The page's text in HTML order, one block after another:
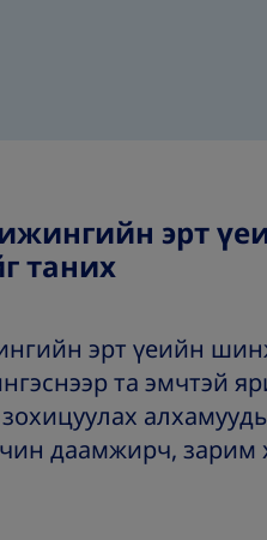
эрт
таних
эрт үеийн
та эмчтэй
даамжирч, зарим